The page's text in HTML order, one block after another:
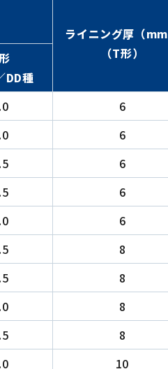
ライニング厚（mm
（T形）
DD種
6
6
6
6
6
8
8
8
8
10